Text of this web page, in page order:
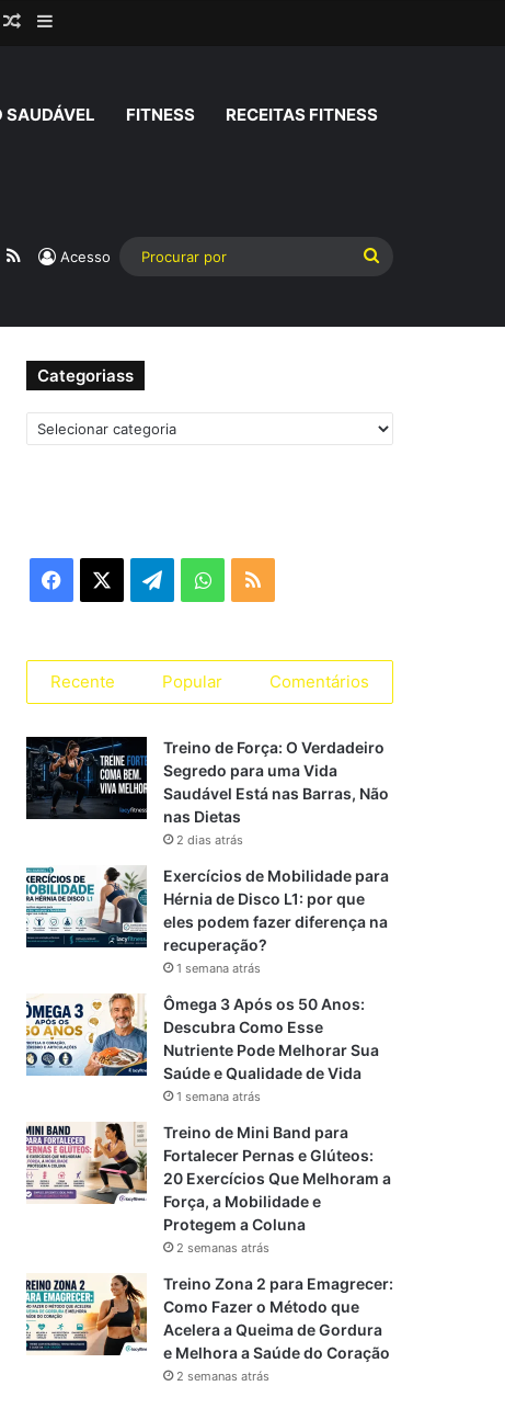
Artigo aleatório
Barra Lateral
SAUDÁVEL FITNESS RECEITAS FITNESS
RSS Acesso
Categoriass
Categoriass
Facebook TelegramWhatsApp
RSS
Recente Popular Comentários
Treino de Força: O Verdadeiro
Segredo para uma Vida
Saudável Está nas Barras, Não
nas Dietas
2 dias atrás
Exercícios de Mobilidade para
Hérnia de Disco L1: por que
eles podem fazer diferença na
recuperação?
1 semana atrás
Ômega 3 Após os 50 Anos:
Descubra Como Esse
Nutriente Pode Melhorar Sua
Saúde e Qualidade de Vida
1 semana atrás
Treino de Mini Band para
Fortalecer Pernas e Glúteos:
20 Exercícios Que Melhoram a
Força, a Mobilidade e
Protegem a Coluna
2 semanas atrás
Treino Zona 2 para Emagrecer:
Como Fazer o Método que
Acelera a Queima de Gordura
e Melhora a Saúde do Coração
2 semanas atrás